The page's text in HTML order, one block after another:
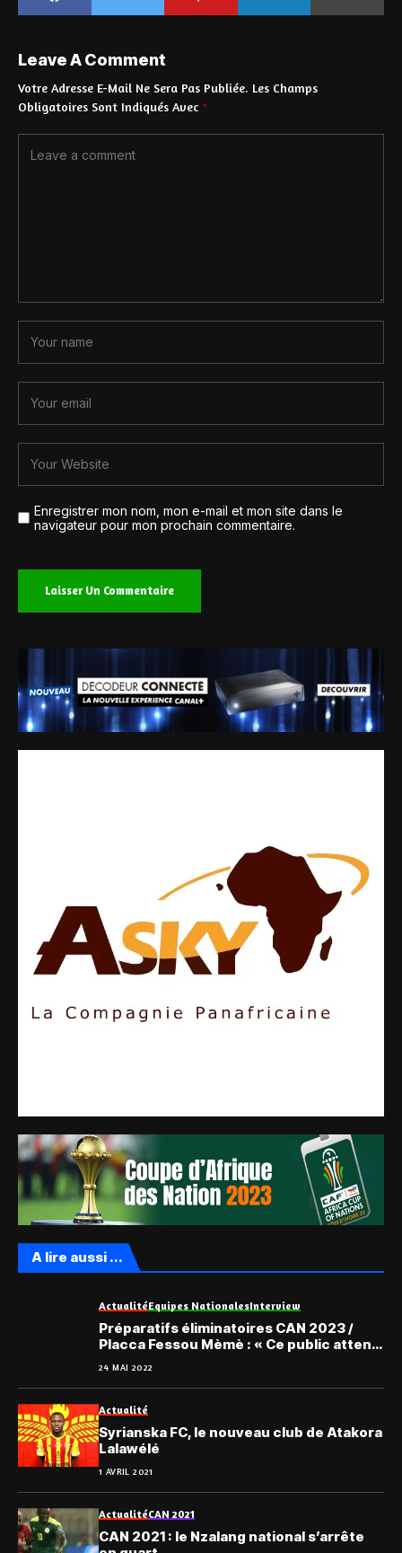
Leave A Comment
Votre Adresse E-Mail Ne Sera Pas Publiée. Les Champs
Obligatoires Sont Indiqués Avec *
Enregistrer mon nom, mon e-mail et mon site dans le
navigateur pour mon prochain commentaire.
A lire aussi ...
ActualitéEquipes NationalesInterview
Préparatifs éliminatoires CAN 2023 /
Placca Fessou Mèmè : « Ce public attend
beaucoup de nous … »
24 MAI 2022
Actualité
Syrianska FC, le nouveau club de Atakora
Lalawélé
1 AVRIL 2021
ActualitéCAN 2021
CAN 2021 : le Nzalang national s’arrête